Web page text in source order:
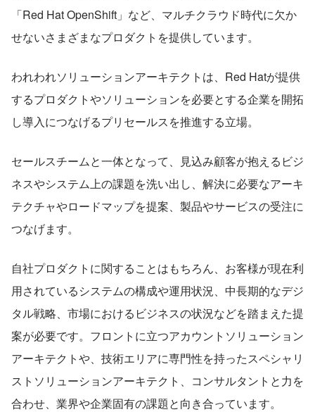
「Red Hat OpenShift」など、マルチクラウド時代に欠か
せないさまざまなプロダクトを提供しています。
われわれソリューションアーキテクトは、Red Hatが提供
するプロダクトやソリューションを必要とする企業を開拓
し導入につなげるプリセールスを推進する立場。
セールスチームと一体となって、見込み顧客が抱えるビジ
ネスやシステム上の課題を洗い出し、解決に必要なアーキ
テクチャやロードマップを提案、製品やサービスの受注に
つなげます。
自社プロダクトに関することはもちろん、お客様が現在利
用されているシステムの構成や運用状況、中長期的なデジ
タル戦略、市場におけるビジネスの状況などを踏まえた提
案が必要です。フロントに立つアカウントソリューション
アーキテクトや、技術エリアに専門性を持ったスペシャリ
ストソリューションアーキテクト、コンサルタントと力を
合わせ、業界や企業固有の課題と向き合っています。